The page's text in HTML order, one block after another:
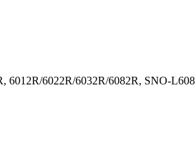
6022R/6032R/6082R, SNO-